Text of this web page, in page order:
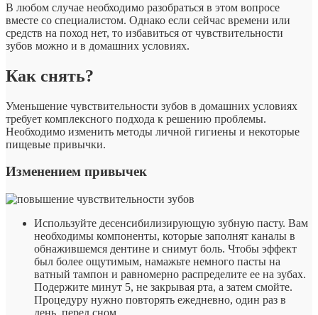
В любом случае необходимо разобраться в этом вопросе
вместе со специалистом. Однако если сейчас времени или
средств на поход нет, то избавиться от чувствительности
зубов можно и в домашних условиях.
Как снять?
Уменьшение чувствительности зубов в домашних условиях
требует комплексного подхода к решению проблемы.
Необходимо изменить методы личной гигиены и некоторые
пищевые привычки.
Изменением привычек
Используйте десенсибилизирующую зубную пасту. Вам
необходимы компоненты, которые заполнят каналы в
обнажившемся дентине и снимут боль. Чтобы эффект
был более ощутимым, намажьте немного пасты на
ватный тампон и равномерно распределите ее на зубах.
Подержите минут 5, не закрывая рта, а затем смойте.
Процедуру нужно повторять ежедневно, один раз в
день, перед сном.